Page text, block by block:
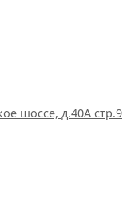
шоссе, д.40А стр.9